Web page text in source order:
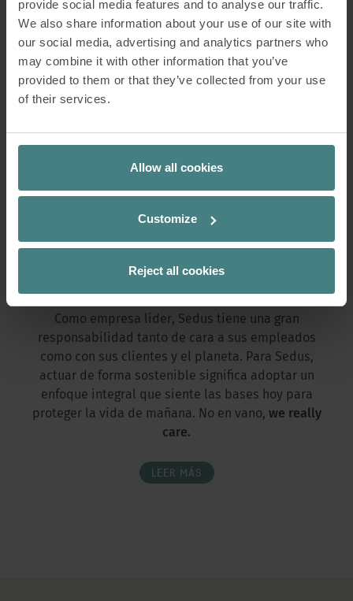
provide social media features and to analyse our traffic.
We also share information about your use of our site with
our social media, advertising and analytics partners who
may combine it with other information that you’ve
provided to them or that they’ve collected from your use
of their services.
Allow all cookies
Customize
Reject all cookies
*El objetivo es ambicioso pero claro: Sedus quiere
alcanzar la neutralidad de CO₂ para 2025 en sus
centros administrativos y de producción.
Impulsada por la visión de un futuro sostenible,
respetuosas con el medio ambiente y optimizadas
alta calidad para el espacio de trabajo están
extraordinarias como parte de un equipo. Por ello,
Sedus concede especial importancia a las
Como empresa líder, Sedus tiene una gran
responsabilidad tanto de cara a sus empleados
como con sus clientes y el planeta. Para Sedus,
actuar de forma sostenible significa adoptar un
enfoque integral que siente las bases hoy para
proteger la vida de mañana. No en vano, we really
care.
LEER MÁS